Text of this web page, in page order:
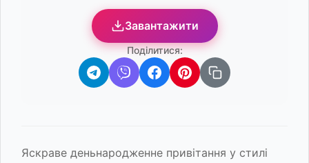
Завантажити
Поділитися:
Яскраве деньнародженне привітання у стилі